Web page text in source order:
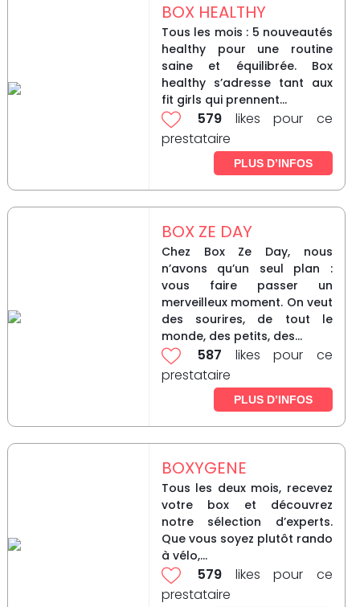
BOX HEALTHY
Tous les mois : 5 nouveautés
healthy pour une routine
saine et équilibrée. Box
healthy s’adresse tant aux
fit girls qui prennent...
579 likes pour ce
prestataire
PLUS D’INFOS
BOX ZE DAY
Chez Box Ze Day, nous
n’avons qu’un seul plan :
vous faire passer un
merveilleux moment. On veut
des sourires, de tout le
monde, des petits, des...
587 likes pour ce
prestataire
PLUS D’INFOS
BOXYGENE
Tous les deux mois, recevez
votre box et découvrez
notre sélection d’experts.
Que vous soyez plutôt rando
à vélo,...
579 likes pour ce
prestataire